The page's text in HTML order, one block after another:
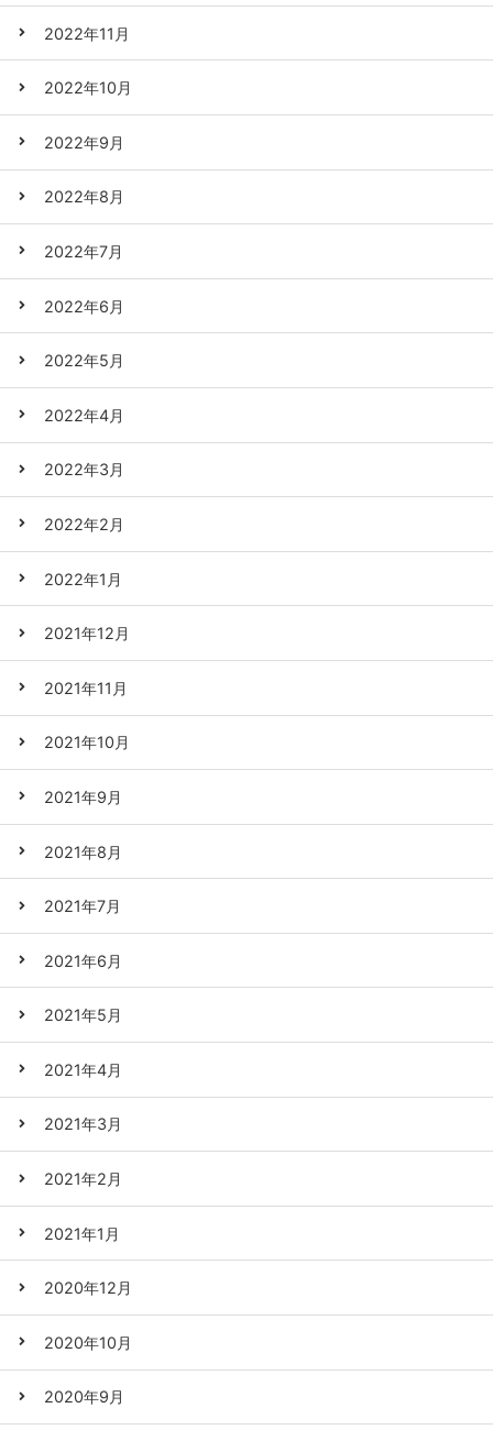
2022年11月
2022年10月
2022年9月
2022年8月
2022年7月
2022年6月
2022年5月
2022年4月
2022年3月
2022年2月
2022年1月
2021年12月
2021年11月
2021年10月
2021年9月
2021年8月
2021年7月
2021年6月
2021年5月
2021年4月
2021年3月
2021年2月
2021年1月
2020年12月
2020年10月
2020年9月